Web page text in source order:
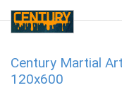
Century Martial
120x600